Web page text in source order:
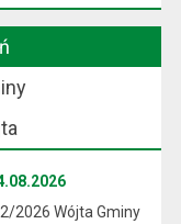
2026 Wójta Gminy